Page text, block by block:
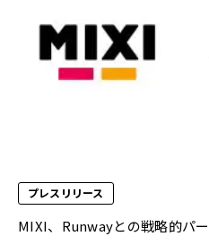
プレスリリース
MIXI、Runwayとの戦略的パ